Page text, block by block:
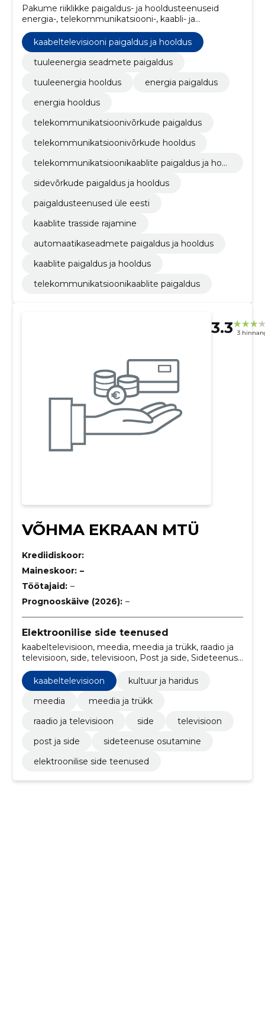
Pakume riiklikke paigaldus- ja hooldusteenuseid
energia-, telekommunikatsiooni-, kaabli- ja
automaatikasüsteemidele. Tagame töökindluse, kiire
reageerimise ja optimeeritud hoolduskulud.
kaabeltelevisiooni paigaldus ja hooldus
tuuleenergia seadmete paigaldus
tuuleenergia hooldus
energia paigaldus
energia hooldus
telekommunikatsioonivõrkude paigaldus
telekommunikatsioonivõrkude hooldus
telekommunikatsioonikaablite paigaldus ja hool
sidevõrkude paigaldus ja hooldus
paigaldusteenused üle eesti
kaablite trasside rajamine
automaatikaseadmete paigaldus ja hooldus
kaablite paigaldus ja hooldus
telekommunikatsioonikaablite paigaldus
3.3 3
VÕHMA EKRAAN MTÜ
Krediidiskoor:
Maineskoor: –
Töötajaid: –
Prognooskäive (2026): –
Elektroonilise side teenused
kaabeltelevisioon, meedia, meedia ja trükk, raadio ja
televisioon, side, televisioon, Post ja side, Sideteenuse
osutamine, kultuur ja haridus
kaabeltelevisioon
kultuur ja haridus
meedia
meedia ja trükk
raadio ja televisioon
side
televisioon
post ja side
sideteenuse osutamine
elektroonilise side teenused